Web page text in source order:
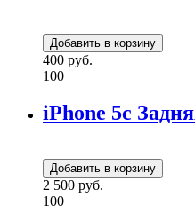
400 руб.
100
iPhone 5c
2 500 руб.
100